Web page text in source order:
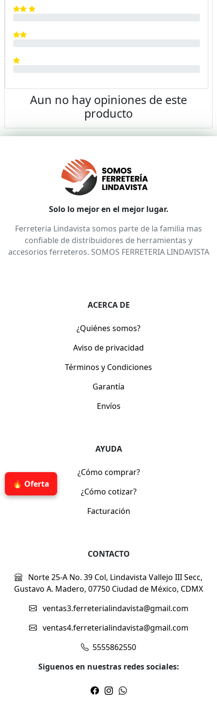
🔥 Oferta
Aun no hay opiniones de este
producto
Solo lo mejor en el mejor lugar.
Ferreteria Lindavista somos parte de la familia mas
confiable de distribuidores de herramientas y
accesorios ferreteros. SOMOS FERRETERIA LINDAVISTA
ACERCA DE
¿Quiénes somos?
Aviso de privacidad
Términos y Condiciones
Garantía
Envíos
AYUDA
¿Cómo comprar?
¿Cómo cotizar?
Facturación
CONTACTO
Norte 25-A No. 39 Col, Lindavista Vallejo III Secc,
Gustavo A. Madero, 07750 Ciudad de México, CDMX
ventas3.ferreterialindavista@gmail.com
ventas4.ferreterialindavista@gmail.com
5555862550
Siguenos en nuestras redes sociales: